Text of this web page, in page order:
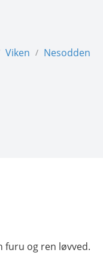
Viken / Nesodden
furu og ren løvved.